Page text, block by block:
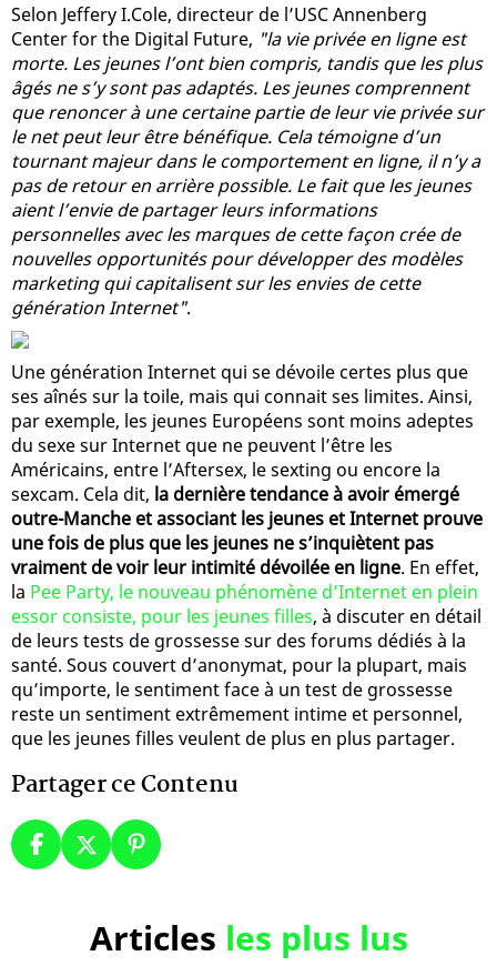
Selon Jeffery I.Cole, directeur de l’USC Annenberg
Center for the Digital Future, "la vie privée en ligne est
morte. Les jeunes l’ont bien compris, tandis que les plus
âgés ne s’y sont pas adaptés. Les jeunes comprennent
que renoncer à une certaine partie de leur vie privée sur
le net peut leur être bénéfique. Cela témoigne d’un
tournant majeur dans le comportement en ligne, il n’y a
pas de retour en arrière possible. Le fait que les jeunes
aient l’envie de partager leurs informations
personnelles avec les marques de cette façon crée de
nouvelles opportunités pour développer des modèles
marketing qui capitalisent sur les envies de cette
génération Internet".
Une génération Internet qui se dévoile certes plus que
ses aînés sur la toile, mais qui connait ses limites. Ainsi,
par exemple, les jeunes Européens sont moins adeptes
du sexe sur Internet que ne peuvent l’être les
Américains, entre l’Aftersex, le sexting ou encore la
sexcam. Cela dit, la dernière tendance à avoir émergé
outre-Manche et associant les jeunes et Internet prouve
une fois de plus que les jeunes ne s’inquiètent pas
vraiment de voir leur intimité dévoilée en ligne. En effet,
la Pee Party, le nouveau phénomène d’Internet en plein
essor consiste, pour les jeunes filles, à discuter en détail
de leurs tests de grossesse sur des forums dédiés à la
santé. Sous couvert d’anonymat, pour la plupart, mais
qu’importe, le sentiment face à un test de grossesse
reste un sentiment extrêmement intime et personnel,
que les jeunes filles veulent de plus en plus partager.
Partager ce Contenu
Articles les plus lus